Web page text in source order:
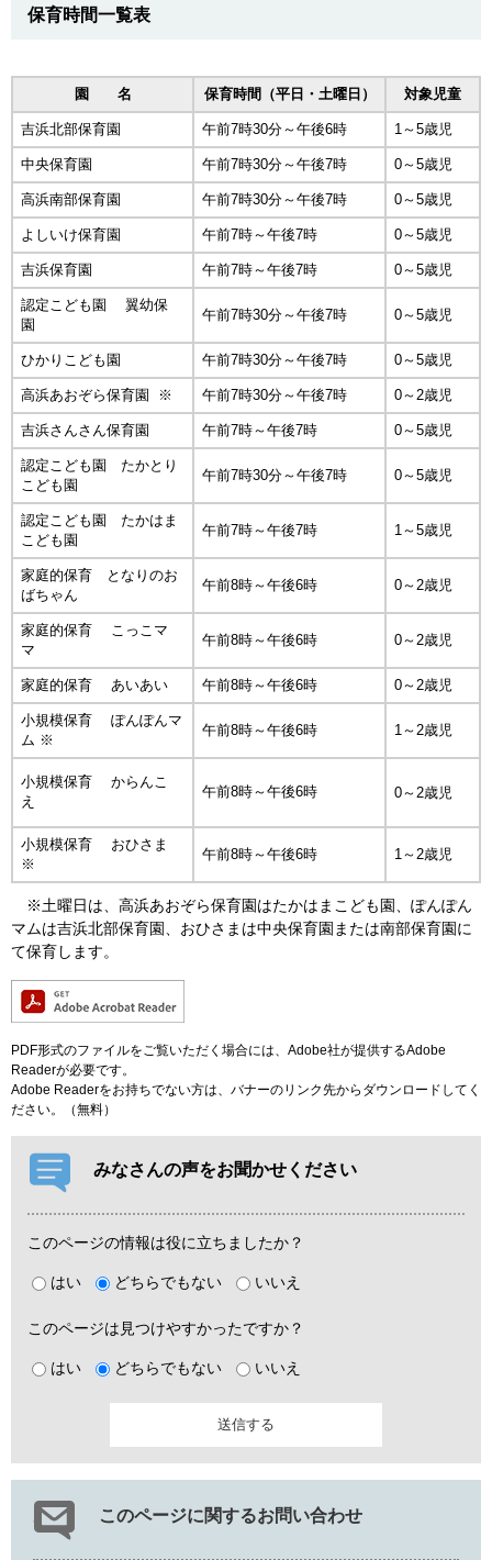
保育時間一覧表
園 名 保育時間（平日・土曜日） 対象児童
吉浜北部保育園 午前7時30分～午後6時 1～5歳児
中央保育園 午前7時30分～午後7時 0～5歳児
高浜南部保育園 午前7時30分～午後7時 0～5歳児
よしいけ保育園 午前7時～午後7時 0～5歳児
吉浜保育園 午前7時～午後7時 0～5歳児
認定こども園 翼幼保
園
午前7時30分～午後7時 0～5歳児
ひかりこども園 午前7時30分～午後7時 0～5歳児
高浜あおぞら保育園 ※ 午前7時30分～午後7時 0～2歳児
吉浜さんさん保育園 午前7時～午後7時 0～5歳児
認定こども園 たかとり
こども園
午前7時30分～午後7時 0～5歳児
認定こども園 たかはま
こども園
午前7時～午後7時 1～5歳児
家庭的保育 となりのお
ばちゃん
午前8時～午後6時 0～2歳児
家庭的保育 こっこマ
マ
午前8時～午後6時 0～2歳児
家庭的保育 あいあい 午前8時～午後6時 0～2歳児
小規模保育 ぽんぽんマ
ム ※
午前8時～午後6時 1～2歳児
小規模保育 からんこ
え
午前8時～午後6時 0～2歳児
小規模保育 おひさま
※
午前8時～午後6時 1～2歳児
※土曜日は、高浜あおぞら保育園はたかはまこども園、ぽんぽん
マムは吉浜北部保育園、おひさまは中央保育園または南部保育園に
て保育します。
PDF形式のファイルをご覧いただく場合には、Adobe社が提供するAdobe
Readerが必要です。
Adobe Readerをお持ちでない方は、バナーのリンク先からダウンロードしてく
ださい。（無料）
みなさんの声をお聞かせください
このページの情報は役に立ちましたか？
はい どちらでもない いいえ
このページは見つけやすかったですか？
はい どちらでもない いいえ
このページに関するお問い合わせ